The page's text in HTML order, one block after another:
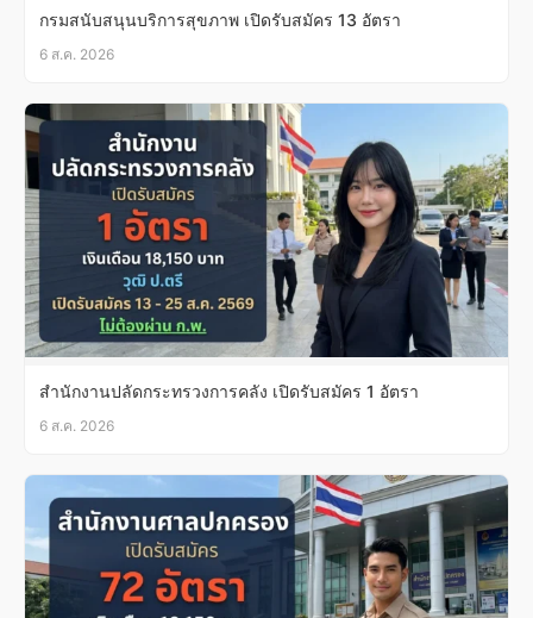
กรมสนับสนุนบริการสุขภาพ เปิดรับสมัคร 13 อัตรา
6 ส.ค. 2026
สำนักงานปลัดกระทรวงการคลัง เปิดรับสมัคร 1 อัตรา
6 ส.ค. 2026